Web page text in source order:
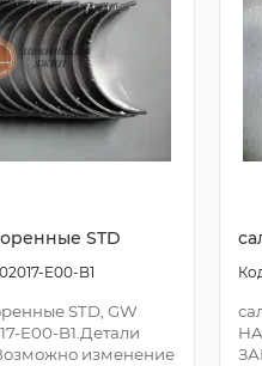
STD
E00-B1
STD, GW
E00-B1.Детали
изменение